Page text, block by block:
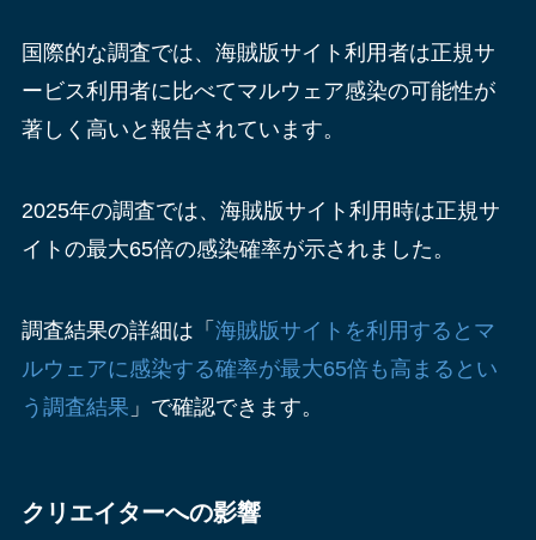
国際的な調査では、海賊版サイト利用者は正規サ
ービス利用者に比べてマルウェア感染の可能性が
著しく高いと報告されています。
2025年の調査では、海賊版サイト利用時は正規サ
イトの最大65倍の感染確率が示されました。
調査結果の詳細は「 海賊版サイトを利用するとマ
ルウェアに感染する確率が最大65倍も高まるとい
う調査結果 」で確認できます。
クリエイターへの影響